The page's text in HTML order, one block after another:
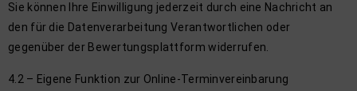
Sie können Ihre Einwilligung jederzeit durch eine Nachricht an
den für die Datenverarbeitung Verantwortlichen oder
gegenüber der Bewertungsplattform widerrufen.
4.2 – Eigene Funktion zur Online-Terminvereinbarung